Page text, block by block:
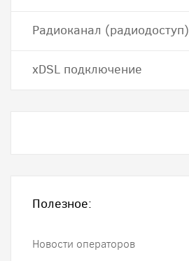
Радиоканал (радиодоступ)
хDSL подключение
Полезное:
Новости операторов